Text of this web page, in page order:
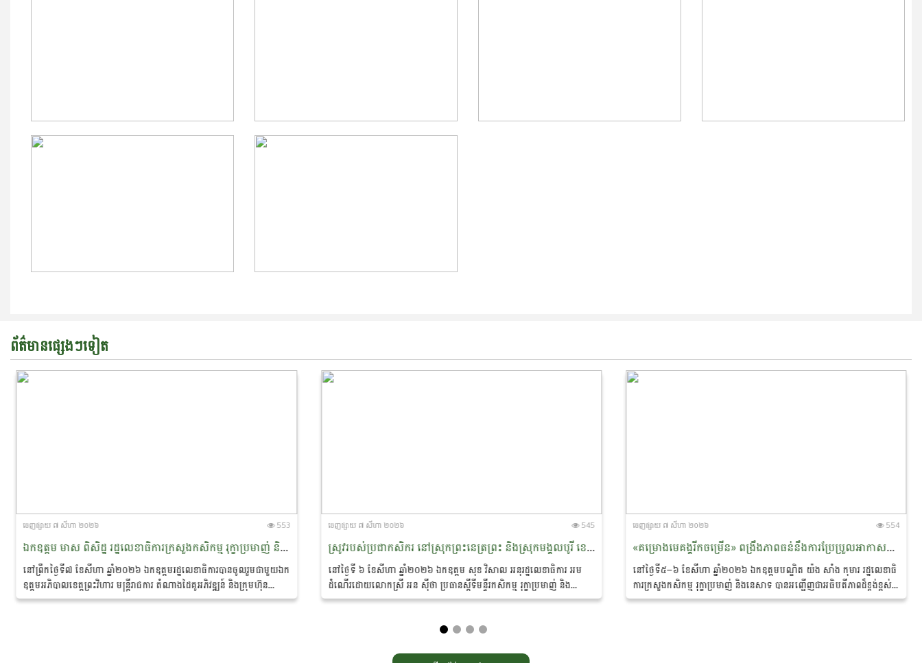
ព័ត៌មានផ្សេងៗទៀត
ចេញ​ផ្សាយ​ ៧ សីហា ២០២៦ 553
ឯកឧត្តម មាស ពិសិដ្ឋ រដ្ឋលេខាធិការក្រសួងកសិកម្ម រុក្ខាប្រមាញ់ និងនេសាទ បានចូលរួមជាអធិបតីភាពក្នុងពិធីចុះហត្ថលេខាលក់-ទិញផលិតផលកសិកម្មសរីរាង្គ នៅខេត្តព្រះវិហារ
នៅព្រឹកថ្ងៃទី៧ ខែសីហា ឆ្នាំ២០២៦ ឯកឧត្តមរដ្ឋលេខាធិការបានចូលរួមជាមួយឯក
ឧត្តមអភិបាលខេត្តព្រះវិហារ មន្ត្រីរាជការ តំណាងដៃគូអភិវឌ្ឍន៍ និងក្រុមហ៊ុន
ឯកជន ព្រមទាំងប្រជាកសិករ...
ចេញ​ផ្សាយ​ ៧ សីហា ២០២៦ 545
ស្រូវរបស់ប្រជាកសិករ នៅស្រុកព្រះ​នេត្រព្រះ និងស្រុកមង្គលបូរី ខេត្តបន្ទាយមានជ័យ ត្រូវបានអន្តរាគមន៍​សង្គ្រោះ ​​ស្តារ​បានឡើង​វិញស្ទើរទាំងស្រុង
នៅថ្ងៃទី ៦ ខែសីហា ឆ្នាំ២០២៦ ឯកឧត្តម សុខ វិសាល អនុ​រដ្ឋលេខាធិការ អម
ដំណើរដោយលោកស្រី អន ស៊ីថា ប្រធាន​ស្តីទី​មន្ទីរកសិកម្ម រុក្ខាប្រមាញ់ និង
នេសាទខេត្តបន្ទាយមានជ័យ ព្រមទាំងមន្ត្រីបច្ចេកទេស...
ចេញ​ផ្សាយ​ ៧ សីហា ២០២៦ 554
«គម្រោងមេគង្គរីកចម្រើន» ពង្រឹងភាពធន់នឹងការប្រែប្រួល​អាកាស​​ធាតុ និងលើកកម្ពស់ជីវភាពសហគមន៍ជនជាតិភាគតិច នៅខេត្តរតនគិរី និងមណ្ឌលគិរី
នៅថ្ងៃទី៥–៦ ខែសីហា ឆ្នាំ២០២៦ ឯកឧត្ដមបណ្ឌិត យ៉ង សាំង កុមារ រដ្ឋលេខាធិ
ការក្រសួងកសិកម្ម រុក្ខាប្រមាញ់ និងនេសាទ បាន​អញ្ជើញជាអធិបតីភាពដ៏ខ្ពង់ខ្ពស់
ក្នុង «សិក្ខាសាលាឆ្លុះ​បញ្ចាំង​ការ​សហការគ្នារវាងមន្ត្រីកសិកម្មឃុំ...